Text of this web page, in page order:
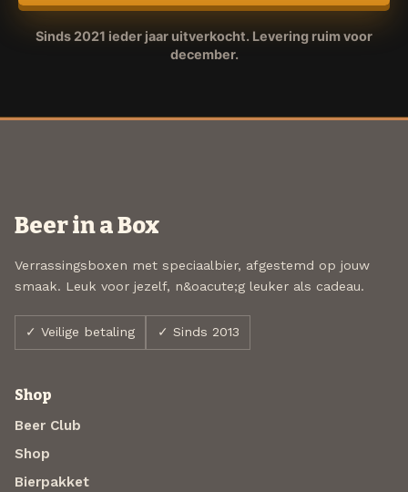
Sinds 2021 ieder jaar uitverkocht. Levering ruim voor
december.
Beer in a Box
Verrassingsboxen met speciaalbier, afgestemd op jouw
smaak. Leuk voor jezelf, n&oacute;g leuker als cadeau.
✓ Veilige betaling ✓ Sinds 2013
Shop
Beer Club
Shop
Bierpakket